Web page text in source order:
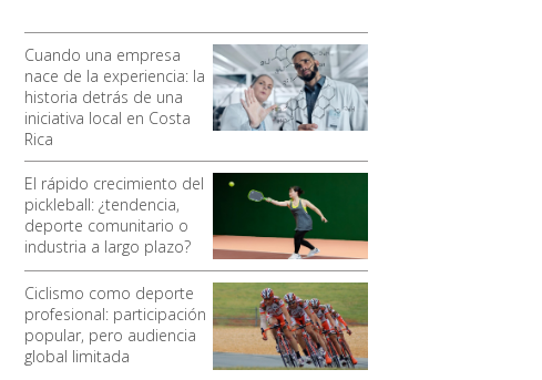
Cuando una empresa
nace de la experiencia: la
historia detrás de una
iniciativa local en Costa
Rica
El rápido crecimiento del
pickleball: ¿tendencia,
deporte comunitario o
industria a largo plazo?
Ciclismo como deporte
profesional: participación
popular, pero audiencia
global limitada